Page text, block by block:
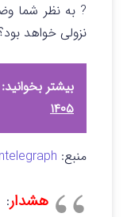
? به نظر شما
نزولی خواهد
بیشتر بخوانید:
۱۴۰۵
منبع:
هشدار: